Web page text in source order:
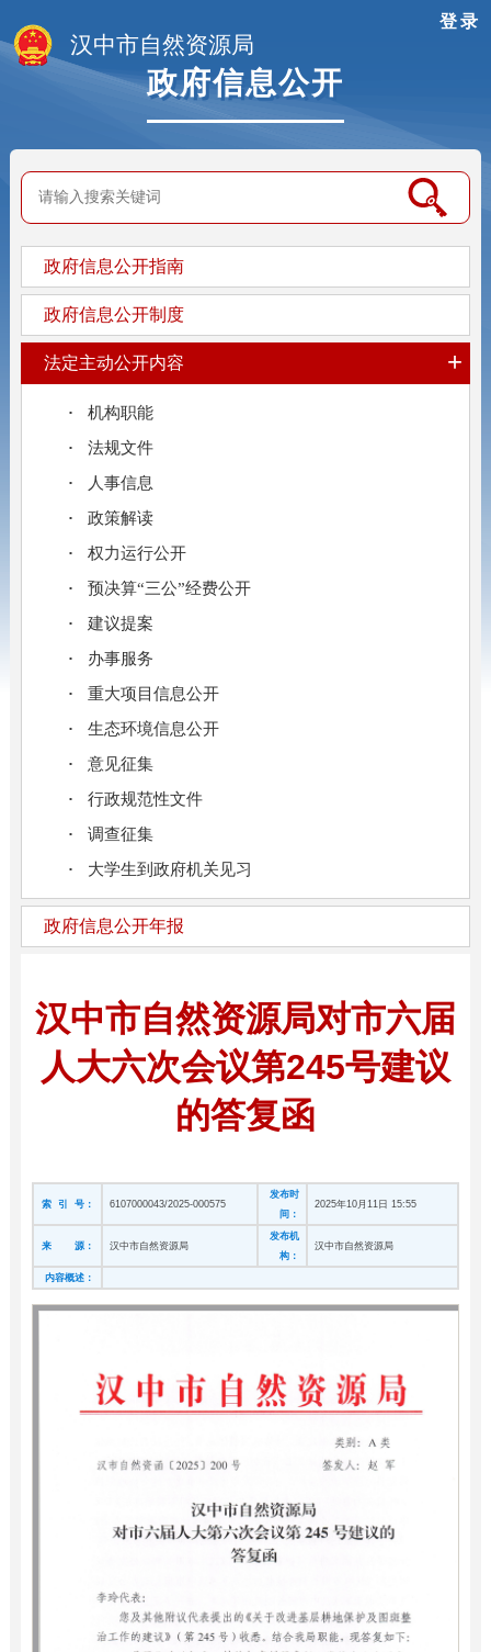
登录
汉中市自然资源局
政府信息公开
政府信息公开指南
政府信息公开制度
法定主动公开内容 +
机构职能
法规文件
人事信息
政策解读
权力运行公开
预决算“三公”经费公开
建议提案
办事服务
重大项目信息公开
生态环境信息公开
意见征集
行政规范性文件
调查征集
大学生到政府机关见习
政府信息公开年报
汉中市自然资源局对市六届
人大六次会议第245号建议
的答复函
索 引 号： 6107000043/2025-000575
发布时
间：
2025年10月11日 15:55
来 源： 汉中市自然资源局
发布机
构：
汉中市自然资源局
内容概述：